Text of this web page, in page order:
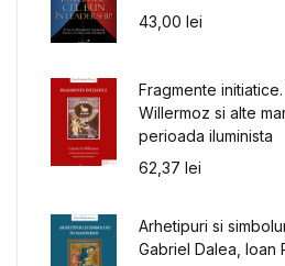
43,00 lei
Fragmente
Willermoz si alte
perioada iluminista
62,37 lei
Arhetipuri si
Gabriel Dalea, Ioan